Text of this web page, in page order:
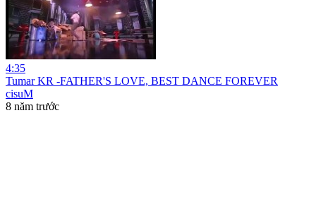
4:35
Tumar KR -FATHER'S LOVE, BEST DANCE FOREVER
cisuM
8 năm trước